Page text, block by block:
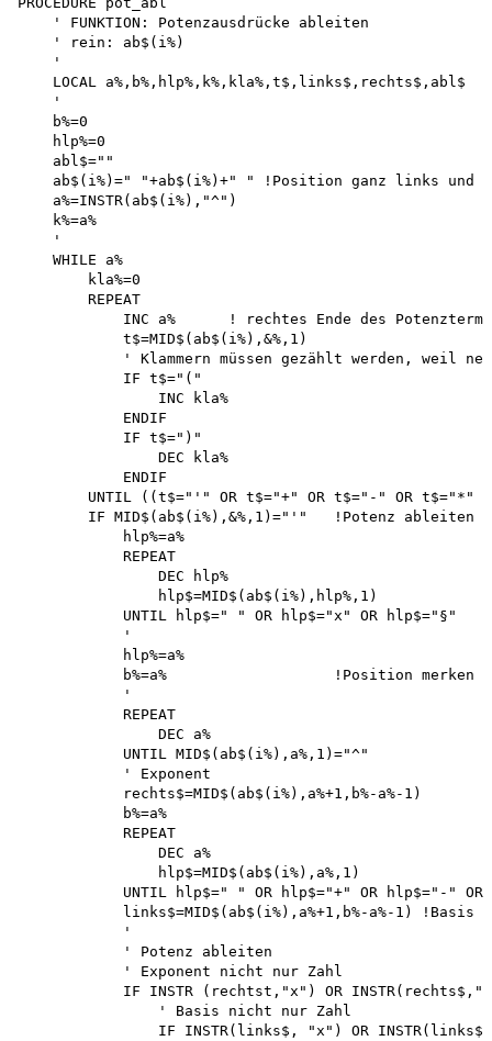
    ' FUNKTION: Potenzausdrücke ableiten
    ' rein: ab$(i%)
    '
    LOCAL a%,b%,hlp%,k%,kla%,t$,links$,rechts$,abl$
    '
    b%=0
    hlp%=0
    abl$=""
ab$(i%)=" "+ab$(i%)+" " !Position ganz links und
    a%=INSTR(ab$(i%),"^")
    k%=a%
    '
    WHILE a%
        kla%=0
        REPEAT
INC a%      ! rechtes Ende des
            t$=MID$(ab$(i%),&%,1)
' Klammern müssen gezählt werden, weil
            IF t$="("
                INC kla%
            ENDIF
            IF t$=")"
                DEC kla%
            ENDIF
UNTIL ((t$="'" OR t$="+" OR t$="-" OR t$="*"
        IF MID$(ab$(i%),&%,1)="'"   !Potenz ableiten
            hlp%=a%
            REPEAT
                DEC hlp%
                hlp$=MID$(ab$(i%),hlp%,1)
            UNTIL hlp$=" " OR hlp$="x" OR hlp$="§"
            '
            hlp%=a%
            b%=a%                   !Position merken
            '
            REPEAT
                DEC a%
            UNTIL MID$(ab$(i%),a%,1)="^"
            ' Exponent
            rechts$=MID$(ab$(i%),a%+1,b%-a%-1)
            b%=a%
            REPEAT
                DEC a%
                hlp$=MID$(ab$(i%),a%,1)
UNTIL hlp$=" " OR hlp$="+" OR hlp$="-"
            links$=MID$(ab$(i%),a%+1,b%-a%-1) !Basis
            '
            ' Potenz ableiten
            ' Exponent nicht nur Zahl
IF INSTR (rechtst,"x") OR
                ' Basis nicht nur Zahl
IF INSTR(links$, "x") OR